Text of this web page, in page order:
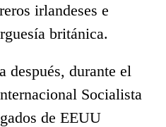
irlandeses e
británica.
después, durante el
Socialista
de EEUU